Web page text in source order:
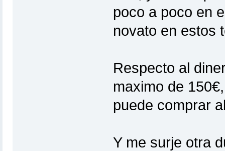
poco a poco en
novato en estos
Respecto al
maximo de
puede comprar
Y me surje otra